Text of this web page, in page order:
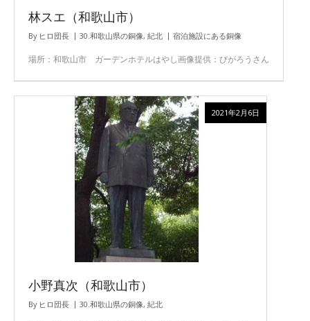
林スエ（和歌山市）
By ヒロ団長 30.和歌山県の銅像, 紀北 宿泊施設にある銅像
場所：和歌山市 ガーデンホテルはやし画像提供：びがろうさん
小野真次（和歌山市）
By ヒロ団長 30.和歌山県の銅像, 紀北
2021年2月6日